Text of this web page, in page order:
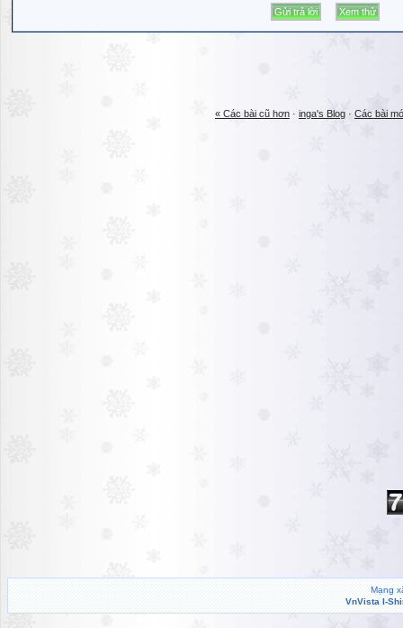
« Các bài cũ hơn · inga's Blog · Các bài
Mạng
VnVista I-